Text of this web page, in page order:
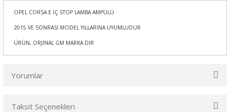
OPEL CORSA E İÇ STOP LAMBA AMPÜLÜ
2015 VE SONRASI MODEL YILLARINA UYUMLUDUR
ÜRÜN, ORJİNAL GM MARKA DIR
Yorumlar
Taksit Seçenekleri